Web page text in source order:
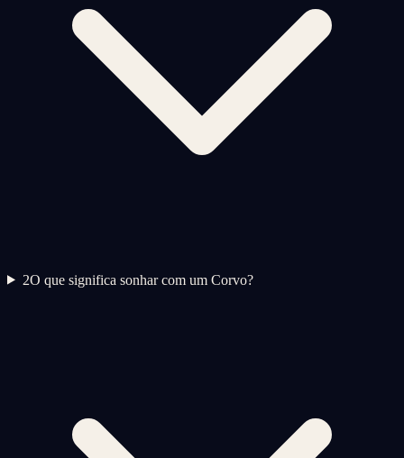
2O que significa sonhar com um Corvo?